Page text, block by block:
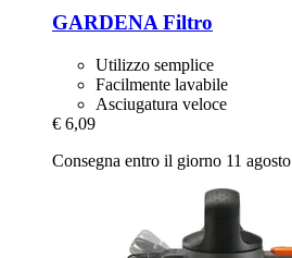
GARDENAFiltro
Utilizzo semplice
Facilmente lavabile
Asciugatura veloce
€ 6,09
Consegna entro il giorno 11 agosto